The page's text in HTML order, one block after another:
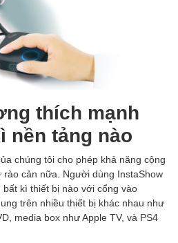
thích mạnh
nền tảng nào
chúng tôi cho phép khả năng cộng
cản nữa. Người dùng InstaShow
kì thiết bị nào với cổng vào
trên nhiều thiết bị khác nhau như
media box như Apple TV, và PS4